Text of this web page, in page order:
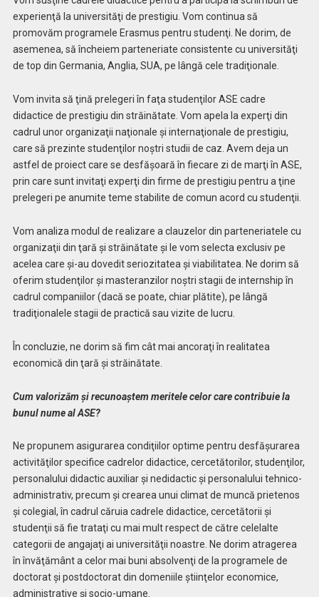
experienţă la universităţi de prestigiu. Vom continua să
promovăm programele Erasmus pentru studenţi. Ne dorim, de
asemenea, să încheiem parteneriate consistente cu universităţi
de top din Germania, Anglia, SUA, pe lângă cele tradiţionale.
Vom invita să ţină prelegeri în faţa studenţilor ASE cadre
didactice de prestigiu din străinătate. Vom apela la experţi din
cadrul unor organizaţii naţionale şi internaţionale de prestigiu,
care să prezinte studenţilor noştri studii de caz. Avem deja un
astfel de proiect care se desfăşoară în fiecare zi de marţi în ASE,
prin care sunt invitaţi experţi din firme de prestigiu pentru a ţine
prelegeri pe anumite teme stabilite de comun acord cu studenţii.
Vom analiza modul de realizare a clauzelor din parteneriatele cu
organizaţii din ţară şi străinătate şi le vom selecta exclusiv pe
acelea care şi-au dovedit seriozitatea şi viabilitatea. Ne dorim să
oferim studenţilor şi masteranzilor noştri stagii de internship în
cadrul companiilor (dacă se poate, chiar plătite), pe lângă
tradiţionalele stagii de practică sau vizite de lucru.
În concluzie, ne dorim să fim cât mai ancoraţi în realitatea
economică din ţară şi străinătate.
Cum valorizăm şi recunoaştem meritele celor care contribuie la
bunul nume al ASE?
Ne propunem asigurarea condiţiilor optime pentru desfăşurarea
activităţilor specifice cadrelor didactice, cercetătorilor, studenţilor,
personalului didactic auxiliar şi nedidactic şi personalului tehnico-
administrativ, precum şi crearea unui climat de muncă prietenos
şi colegial, în cadrul căruia cadrele didactice, cercetătorii şi
studenţii să fie trataţi cu mai mult respect de către celelalte
categorii de angajaţi ai universităţii noastre. Ne dorim atragerea
în învăţământ a celor mai buni absolvenţi de la programele de
doctorat şi postdoctorat din domeniile ştiinţelor economice,
administrative şi socio-umane.